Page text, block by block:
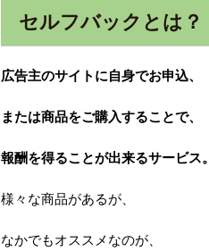
セルフバックとは？
広告主のサイトに自身でお申込、
または商品をご購入することで、
報酬を得ることが出来るサービス。
様々な商品があるが、
なかでもオススメなのが、